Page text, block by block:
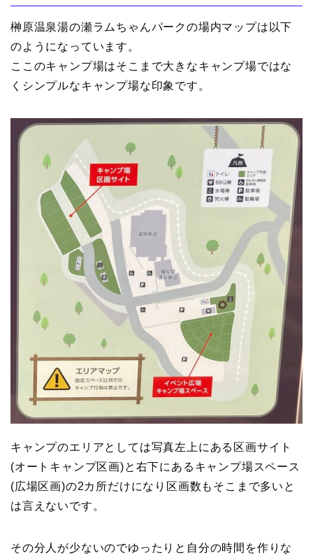
榊原温泉湯の瀬ラムちゃんパークの場内マップは以下
のようになっています。
ここのキャンプ場はそこまで大きなキャンプ場ではな
くシンプルなキャンプ場な印象です。
キャンプのエリアとしては写真左上にある区画サイト
(オートキャンプ区画)と右下にあるキャンプ場スペース
(広場区画)の2カ所だけになり区画数もそこまで多いと
は言えないです。
その分人が少ないのでゆったりと自分の時間を作りな